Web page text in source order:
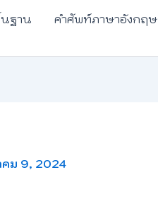
ฐาน คำศัพท์ภาษาอังกฤษ
ม 9, 2024